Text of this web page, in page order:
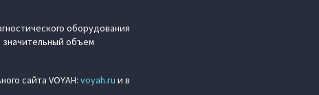
оборудования
объем
сайта VOYAH: voyah.ru и в